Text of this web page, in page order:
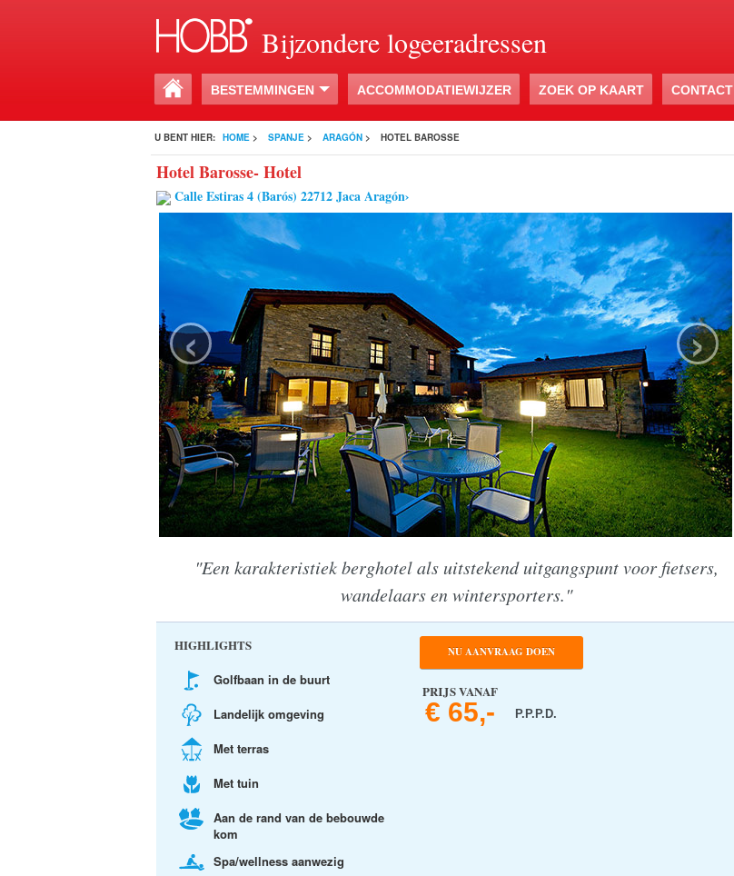
Bijzondere logeeradressen
BESTEMMINGEN ACCOMMODATIEWIJZER ZOEK OP KAART CONTACT
U BENT HIER: HOME > SPANJE > ARAGÓN > HOTEL BAROSSE
Hotel Barosse- Hotel
Calle Estiras 4 (Barós) 22712 Jaca Aragón›
‹ ›
"Een karakteristiek berghotel als uitstekend uitgangspunt voor fietsers,
wandelaars en wintersporters."
HIGHLIGHTS
Golfbaan in de buurt
Landelijk omgeving
Met terras
Met tuin
Aan de rand van de bebouwde
kom
Spa/wellness aanwezig
NU AANVRAAG DOEN
PRIJS VANAF
€ 65,- P.P.P.D.